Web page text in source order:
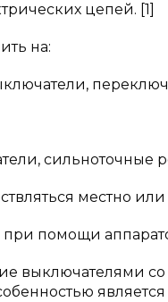
цепей. [1]
на:
сильноточные
местно
помощи
выключателями со